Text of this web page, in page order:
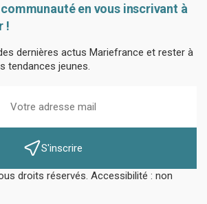
en vous inscrivant à
!
dernières actus Mariefrance et rester à
tendances jeunes.
S'inscrire
droits réservés. Accessibilité : non